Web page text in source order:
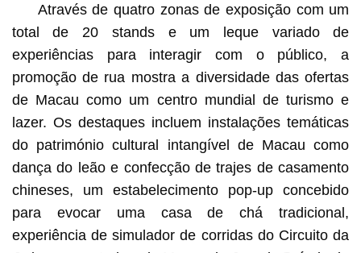
Através de quatro zonas de exposição com um
total de 20 stands e um leque variado de
experiências para interagir com o público, a
promoção de rua mostra a diversidade das ofertas
de Macau como um centro mundial de turismo e
lazer. Os destaques incluem instalações temáticas
do património cultural intangível de Macau como
dança do leão e confecção de trajes de casamento
chineses, um estabelecimento pop-up concebido
para evocar uma casa de chá tradicional,
experiência de simulador de corridas do Circuito da